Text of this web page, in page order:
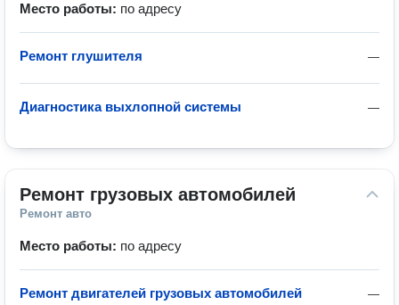
Место работы: по адресу
—
Ремонт глушителя
—
Диагностика выхлопной системы
Ремонт грузовых автомобилей
Ремонт авто
Место работы: по адресу
—
Ремонт двигателей грузовых автомобилей